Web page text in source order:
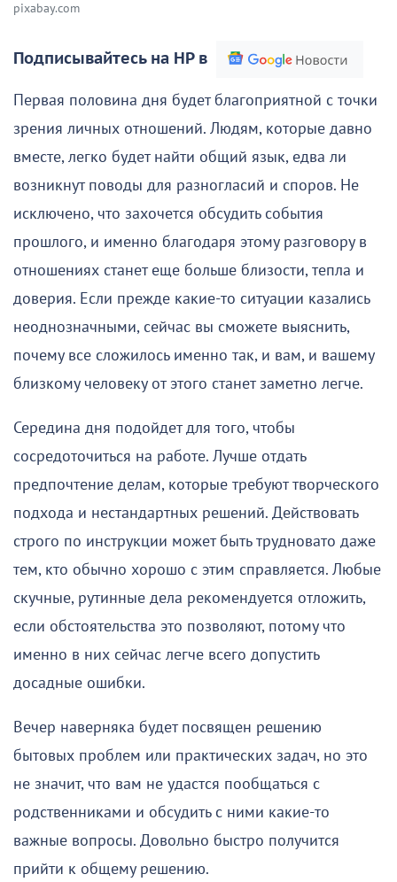
pixabay.com
Подписывайтесь на НР в
Первая половина дня будет благоприятной с точки
зрения личных отношений. Людям, которые давно
вместе, легко будет найти общий язык, едва ли
возникнут поводы для разногласий и споров. Не
исключено, что захочется обсудить события
прошлого, и именно благодаря этому разговору в
отношениях станет еще больше близости, тепла и
доверия. Если прежде какие-то ситуации казались
неоднозначными, сейчас вы сможете выяснить,
почему все сложилось именно так, и вам, и вашему
близкому человеку от этого станет заметно легче.
Середина дня подойдет для того, чтобы
сосредоточиться на работе. Лучше отдать
предпочтение делам, которые требуют творческого
подхода и нестандартных решений. Действовать
строго по инструкции может быть трудновато даже
тем, кто обычно хорошо с этим справляется. Любые
скучные, рутинные дела рекомендуется отложить,
если обстоятельства это позволяют, потому что
именно в них сейчас легче всего допустить
досадные ошибки.
Вечер наверняка будет посвящен решению
бытовых проблем или практических задач, но это
не значит, что вам не удастся пообщаться с
родственниками и обсудить с ними какие-то
важные вопросы. Довольно быстро получится
прийти к общему решению.